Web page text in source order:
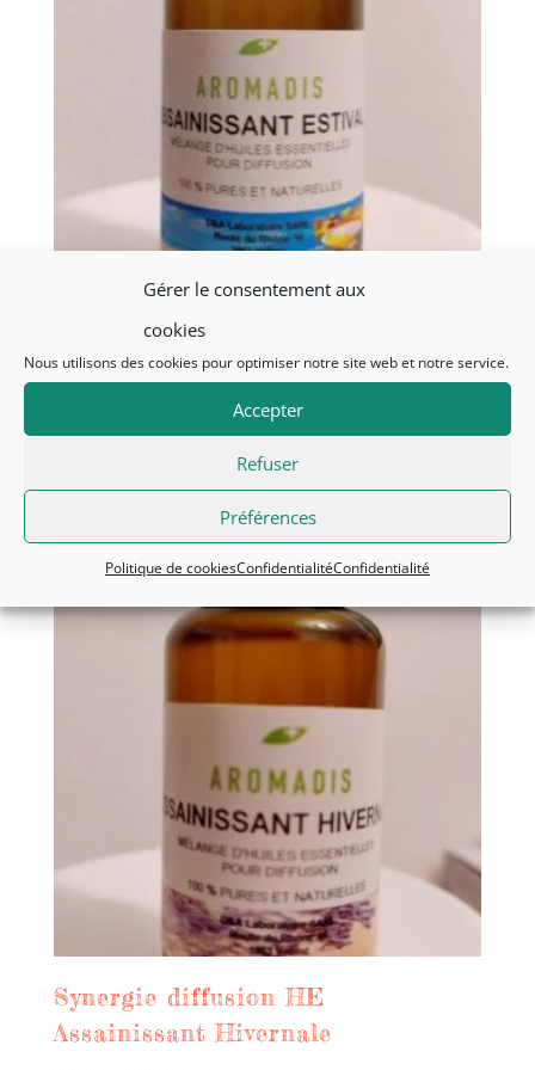
Gérer le consentement aux
cookies
Nous utilisons des cookies pour optimiser notre site web et notre service.
Accepter
Refuser
Préférences
Politique de cookiesConfidentialitéConfidentialité
Synergie diffusion HE
Assainissant Estival
CHF18.40Le
initial
CHF18.40.
CHF12.00Le
prix
actuel
est :
CHF12.00.
Promo !
Synergie diffusion HE
Assainissant Hivernale